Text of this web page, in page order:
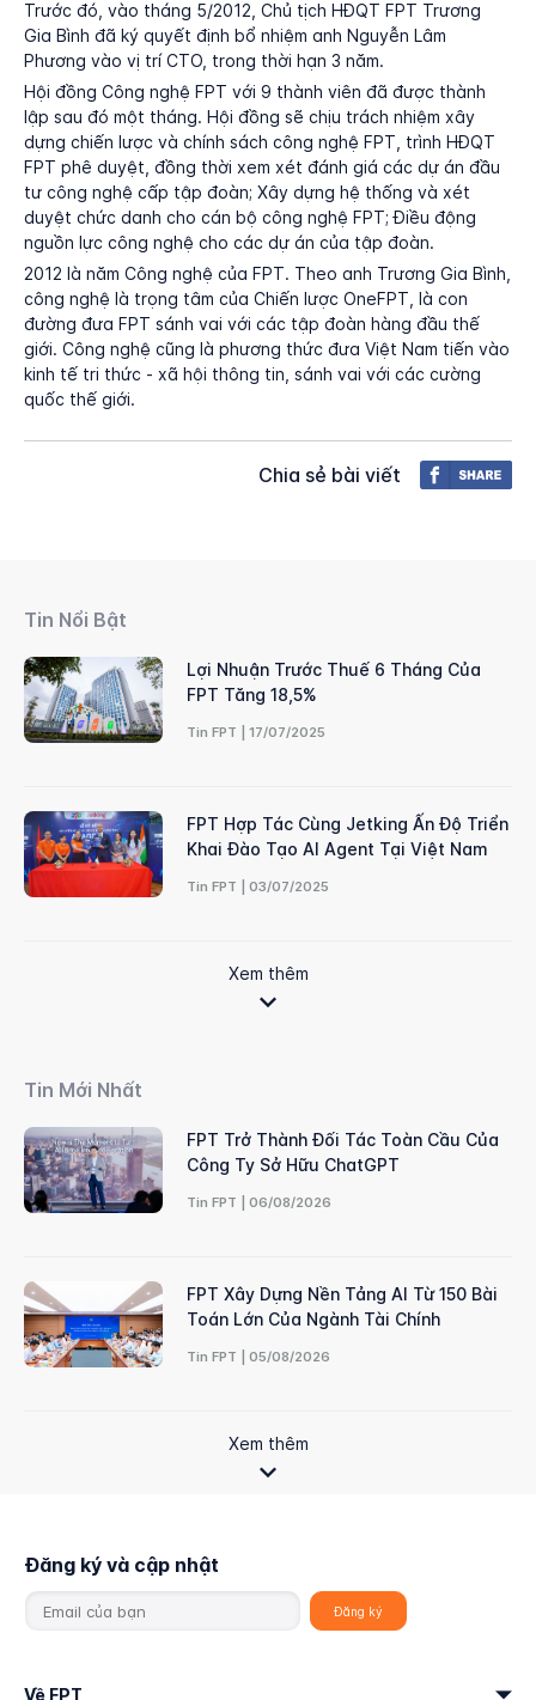
Trước đó, vào tháng 5/2012, Chủ tịch HĐQT FPT Trương
Gia Bình đã ký quyết định bổ nhiệm anh Nguyễn Lâm
Phương vào vị trí CTO, trong thời hạn 3 năm.
Hội đồng Công nghệ FPT với 9 thành viên đã được thành
lập sau đó một tháng. Hội đồng sẽ chịu trách nhiệm xây
dựng chiến lược và chính sách công nghệ FPT, trình HĐQT
FPT phê duyệt, đồng thời xem xét đánh giá các dự án đầu
tư công nghệ cấp tập đoàn; Xây dựng hệ thống và xét
duyệt chức danh cho cán bộ công nghệ FPT; Điều động
nguồn lực công nghệ cho các dự án của tập đoàn.
2012 là năm Công nghệ của FPT. Theo anh Trương Gia Bình,
công nghệ là trọng tâm của Chiến lược OneFPT, là con
đường đưa FPT sánh vai với các tập đoàn hàng đầu thế
giới. Công nghệ cũng là phương thức đưa Việt Nam tiến vào
kinh tế tri thức - xã hội thông tin, sánh vai với các cường
quốc thế giới.
Chia sẻ bài viết
Tin Nổi Bật
Lợi Nhuận Trước Thuế 6 Tháng Của
FPT Tăng 18,5%
Tin FPT | 17/07/2025
FPT Hợp Tác Cùng Jetking Ấn Độ Triển
Khai Đào Tạo AI Agent Tại Việt Nam
Tin FPT | 03/07/2025
Xem thêm
Tin Mới Nhất
FPT Trở Thành Đối Tác Toàn Cầu Của
Công Ty Sở Hữu ChatGPT
Tin FPT | 06/08/2026
FPT Xây Dựng Nền Tảng AI Từ 150 Bài
Toán Lớn Của Ngành Tài Chính
Tin FPT | 05/08/2026
Xem thêm
Đăng ký và cập nhật
Về FPT